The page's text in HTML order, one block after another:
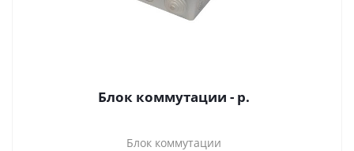
Блок коммутации - р.
Блок коммутации